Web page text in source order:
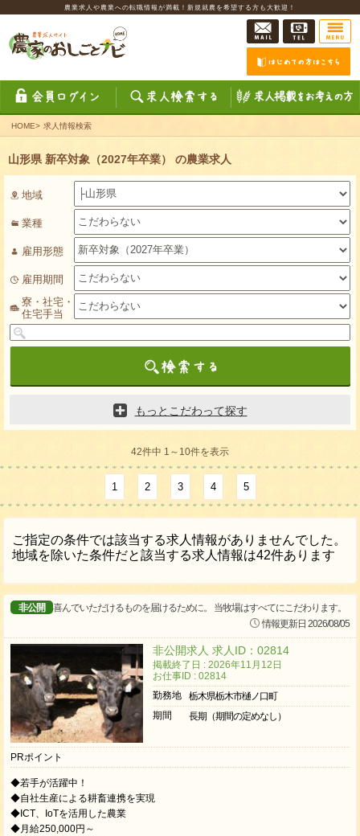
農業求人や農業への転職情報が満載！新規就農を希望する方も大歓迎！
HOME> 求人情報検索
山形県 新卒対象（2027年卒業） の農業求人
地域
業種
雇用形態
雇用期間
寮・社宅・
住宅手当
もっとこだわって探す
42件中 1～10件を表示
1 2 3 4 5
ご指定の条件では該当する求人情報がありませんでした。
地域を除いた条件だと該当する求人情報は42件あります
非公開
喜んでいただけるものを届けるために。 当牧場はすべてにこだわります。
情報更新日 2026/08/05
非公開求人 求人ID：02814
掲載終了日 : 2026年11月12日
お仕事ID : 02814
勤務地
栃木県栃木市樋ノ口町
期間
長期（期間の定めなし）
PRポイント
◆若手が活躍中！
◆自社生産による耕畜連携を実現
◆ICT、IoTを活用した農業
◆月給250,000円～